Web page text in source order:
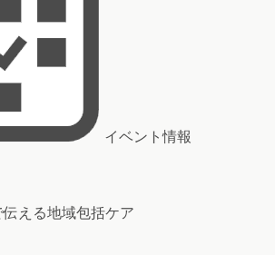
イベント情報
伝える地域包括ケア